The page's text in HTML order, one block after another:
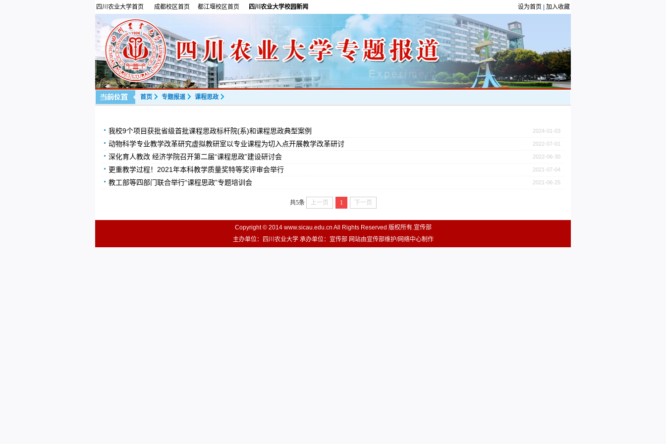
四川农业大学首页 成都校区首页 都江堰校区首页 四川农业大学校园新闻 设为首页 加入收藏
首页 专题报道 课程思政
2024-01-03
我校9个项目获批省级首批课程思政标杆院(系)和课程思政典型案例
2022-07-01
动物科学专业教学改革研究虚拟教研室以专业课程为切入点开展教学改革研讨
2022-06-30
深化育人教改 经济学院召开第二届“课程思政”建设研讨会
2021-07-04
更重教学过程！2021年本科教学质量奖特等奖评审会举行
2021-06-25
教工部等四部门联合举行“课程思政”专题培训会
共5条 上一页 1 下一页
Copyright © 2014 www.sicau.edu.cn All Rights Reserved 版权所有.宣传部
主办单位：四川农业大学 承办单位：宣传部 网站由宣传部维护/网络中心制作